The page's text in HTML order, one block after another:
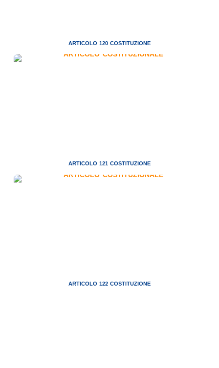
ARTICOLO 120 COSTITUZIONE
ARTICOLO 121 COSTITUZIONE
ARTICOLO 122 COSTITUZIONE